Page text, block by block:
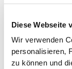
Diese Webseite
Wir verwenden
personalisieren,
zu können und
Einige beinhalten
Mikrozirkulation
Hierdurch trägt es
Körpergeweben bei.